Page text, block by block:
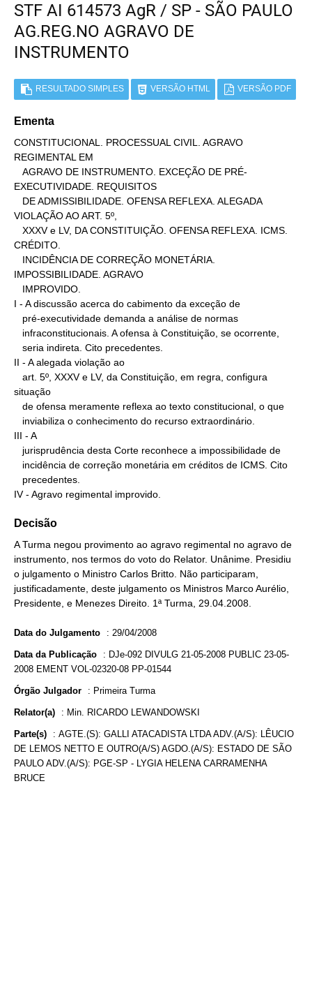
STF AI 614573 AgR / SP - SÃO PAULO
AG.REG.NO AGRAVO DE
INSTRUMENTO
RESULTADO SIMPLES VERSÃO HTML VERSÃO PDF
Ementa
CONSTITUCIONAL. PROCESSUAL CIVIL. AGRAVO
REGIMENTAL EM
EXECUTIVIDADE. REQUISITOS
VIOLAÇÃO AO ART. 5º,
CRÉDITO.
IMPOSSIBILIDADE. AGRAVO
I - A discussão acerca do cabimento da exceção de
II - A alegada violação ao
situação
III - A
IV - Agravo regimental improvido.
Decisão
A Turma negou provimento ao agravo regimental no agravo de
instrumento, nos termos do voto do Relator. Unânime. Presidiu
o julgamento o Ministro Carlos Britto. Não participaram,
justificadamente, deste julgamento os Ministros Marco Aurélio,
Presidente, e Menezes Direito. 1ª Turma, 29.04.2008.
Data do Julgamento : 29/04/2008
Data da Publicação : DJe-092 DIVULG 21-05-2008 PUBLIC 23-05-
2008 EMENT VOL-02320-08 PP-01544
Órgão Julgador : Primeira Turma
Relator(a) : Min. RICARDO LEWANDOWSKI
Parte(s) : AGTE.(S): GALLI ATACADISTA LTDA ADV.(A/S): LÊUCIO
DE LEMOS NETTO E OUTRO(A/S) AGDO.(A/S): ESTADO DE SÃO
PAULO ADV.(A/S): PGE-SP - LYGIA HELENA CARRAMENHA
BRUCE